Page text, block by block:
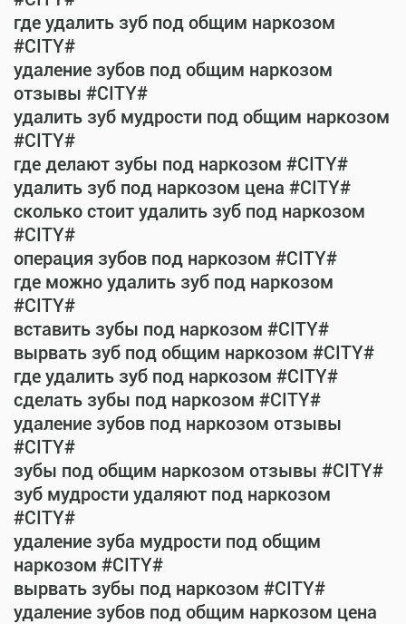
где удалить зуб под общим наркозом
#CITY#
удаление зубов под общим наркозом
отзывы #CITY#
удалить зуб мудрости под общим наркозом
#CITY#
где делают зубы под наркозом #CITY#
удалить зуб под наркозом цена #CITY#
сколько стоит удалить зуб под наркозом
#CITY#
операция зубов под наркозом #CITY#
где можно удалить зуб под наркозом
#CITY#
вставить зубы под наркозом #CITY#
вырвать зуб под общим наркозом #CITY#
где удалить зуб под наркозом #CITY#
сделать зубы под наркозом #CITY#
удаление зубов под наркозом отзывы
#CITY#
зубы под общим наркозом отзывы #CITY#
зуб мудрости удаляют под наркозом
#CITY#
удаление зуба мудрости под общим
наркозом #CITY#
вырвать зубы под наркозом #CITY#
удаление зубов под общим наркозом цена